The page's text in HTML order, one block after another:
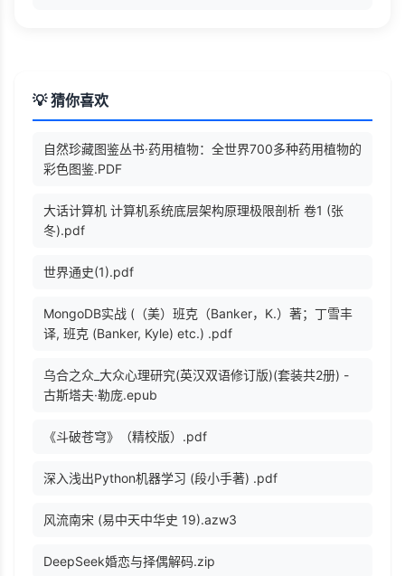
💡 猜你喜欢
自然珍藏图鉴丛书·药用植物：全世界700多种药用植物的
彩色图鉴.PDF
大话计算机 计算机系统底层架构原理极限剖析 卷1 (张
冬).pdf
世界通史(1).pdf
MongoDB实战 (（美）班克（Banker，K.）著；丁雪丰
译, 班克 (Banker, Kyle) etc.) .pdf
乌合之众_大众心理研究(英汉双语修订版)(套装共2册) -
古斯塔夫·勒庞.epub
《斗破苍穹》（精校版）.pdf
深入浅出Python机器学习 (段小手著) .pdf
风流南宋 (易中天中华史 19).azw3
DeepSeek婚恋与择偶解码.zip